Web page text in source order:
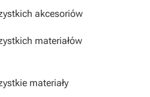
akcesoriów
materiałów
materiały